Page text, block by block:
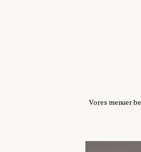
Vores menuer